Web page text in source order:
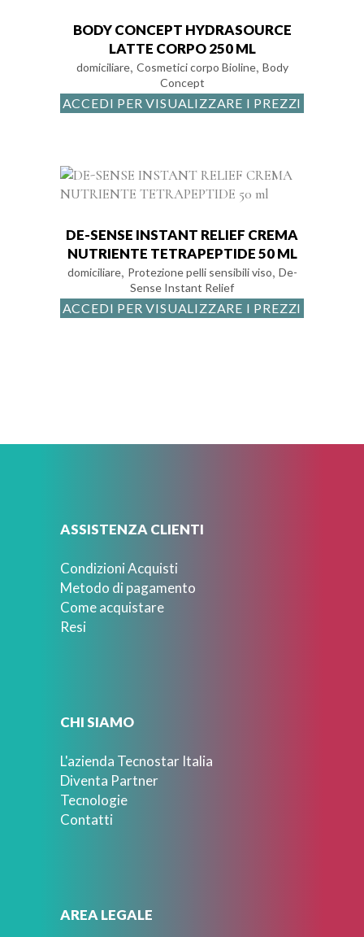
BODY CONCEPT HYDRASOURCE
LATTE CORPO 250 ML
domiciliare, Cosmetici corpo Bioline, Body
Concept
ACCEDI PER VISUALIZZARE I PREZZI
DE-SENSE INSTANT RELIEF CREMA
NUTRIENTE TETRAPEPTIDE 50 ML
domiciliare, Protezione pelli sensibili viso, De-
Sense Instant Relief
ACCEDI PER VISUALIZZARE I PREZZI
ASSISTENZA CLIENTI
Condizioni Acquisti
Metodo di pagamento
Come acquistare
Resi
CHI SIAMO
L'azienda Tecnostar Italia
Diventa Partner
Tecnologie
Contatti
AREA LEGALE